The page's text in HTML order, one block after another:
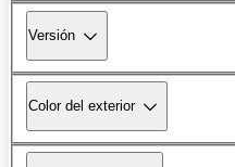
Versión
Color del exterior